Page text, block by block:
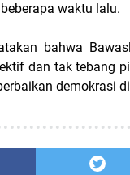
waktu lalu.
bahwa
dan tak tebang
demokrasi